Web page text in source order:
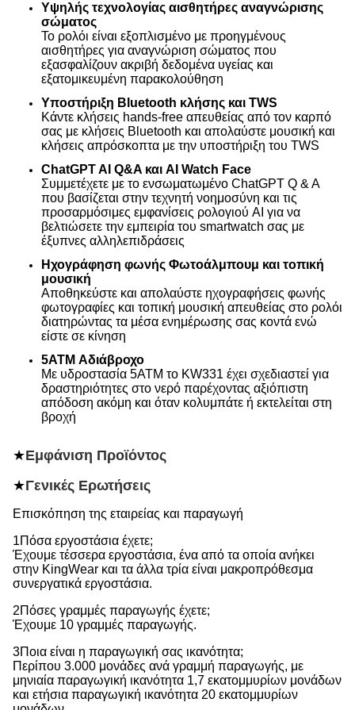
Υψηλής τεχνολογίας αισθητήρες αναγνώρισης
σώματος
Το ρολόι είναι εξοπλισμένο με προηγμένους
αισθητήρες για αναγνώριση σώματος που
εξασφαλίζουν ακριβή δεδομένα υγείας και
εξατομικευμένη παρακολούθηση
Υποστήριξη Bluetooth κλήσης και TWS
Κάντε κλήσεις hands-free απευθείας από τον καρπό
σας με κλήσεις Bluetooth και απολαύστε μουσική και
κλήσεις απρόσκοπτα με την υποστήριξη του TWS
ChatGPT AI Q&A και AI Watch Face
Συμμετέχετε με το ενσωματωμένο ChatGPT Q & A
που βασίζεται στην τεχνητή νοημοσύνη και τις
προσαρμόσιμες εμφανίσεις ρολογιού AI για να
βελτιώσετε την εμπειρία του smartwatch σας με
έξυπνες αλληλεπιδράσεις
Ηχογράφηση φωνής Φωτοάλμπουμ και τοπική
μουσική
Αποθηκεύστε και απολαύστε ηχογραφήσεις φωνής
φωτογραφίες και τοπική μουσική απευθείας στο ρολόι
διατηρώντας τα μέσα ενημέρωσης σας κοντά ενώ
είστε σε κίνηση
5ATM Αδιάβροχο
Με υδροστασία 5ATM το KW331 έχει σχεδιαστεί για
δραστηριότητες στο νερό παρέχοντας αξιόπιστη
απόδοση ακόμη και όταν κολυμπάτε ή εκτελείται στη
βροχή
★Εμφάνιση Προϊόντος
★Γενικές Ερωτήσεις
Επισκόπηση της εταιρείας και παραγωγή
1Πόσα εργοστάσια έχετε;
Έχουμε τέσσερα εργοστάσια, ένα από τα οποία ανήκει
στην KingWear και τα άλλα τρία είναι μακροπρόθεσμα
συνεργατικά εργοστάσια.
2Πόσες γραμμές παραγωγής έχετε;
Έχουμε 10 γραμμές παραγωγής.
3Ποια είναι η παραγωγική σας ικανότητα;
Περίπου 3.000 μονάδες ανά γραμμή παραγωγής, με
μηνιαία παραγωγική ικανότητα 1,7 εκατομμυρίων μονάδων
και ετήσια παραγωγική ικανότητα 20 εκατομμυρίων